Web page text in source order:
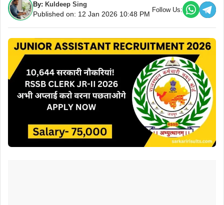
By: Kuldeep Sing
Published on: 12 Jan 2026 10:48 PM
Follow Us: